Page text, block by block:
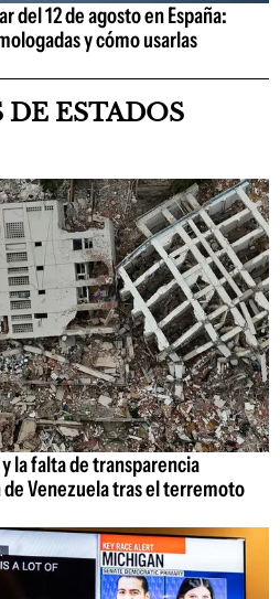
del 12 de agosto en España:
y cómo usarlas
ESTADOS
la falta de transparencia
Venezuela tras el terremoto